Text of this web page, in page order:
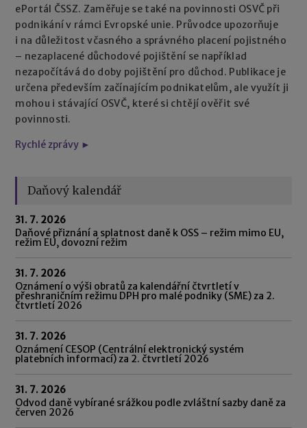
ePortál ČSSZ. Zaměřuje se také na povinnosti OSVČ při
podnikání v rámci Evropské unie. Průvodce upozorňuje
i na důležitost včasného a správného placení pojistného
– nezaplacené důchodové pojištění se například
nezapočítává do doby pojištění pro důchod. Publikace je
určena především začínajícím podnikatelům, ale využít ji
mohou i stávající OSVČ, které si chtějí ověřit své
povinnosti.
Rychlé zprávy ►
Daňový kalendář
31. 7. 2026
Daňové přiznání a splatnost daně k OSS – režim mimo EU,
režim EU, dovozní režim
31. 7. 2026
Oznámení o výši obratů za kalendářní čtvrtletí v
přeshraničním režimu DPH pro malé podniky (SME) za 2.
čtvrtletí 2026
31. 7. 2026
Oznámení CESOP (Centrální elektronický systém
platebních informací) za 2. čtvrtletí 2026
31. 7. 2026
Odvod daně vybírané srážkou podle zvláštní sazby daně za
červen 2026